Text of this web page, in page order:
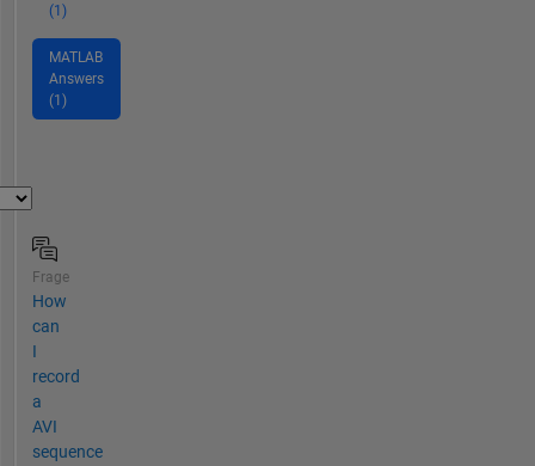
(1)
MATLAB
Answers
(1)
Frage
How
can
I
record
a
AVI
sequence